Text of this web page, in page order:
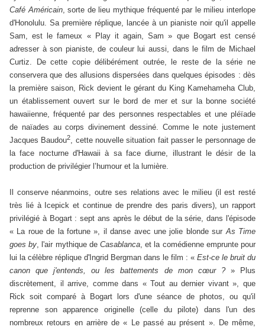
Café Américain, sorte de lieu mythique fréquenté par le milieu interlope
d'Honolulu. Sa première réplique, lancée à un pianiste noir qu'il appelle
Sam, est le fameux « Play it again, Sam » que Bogart est censé
adresser à son pianiste, de couleur lui aussi, dans le film de Michael
Curtiz. De cette copie délibérément outrée, le reste de la série ne
conservera que des allusions dispersées dans quelques épisodes : dès
la première saison, Rick devient le gérant du King Kamehameha Club,
un établissement ouvert sur le bord de mer et sur la bonne société
hawaiienne, fréquenté par des personnes respectables et une pléïade
de naïades au corps divinement dessiné. Comme le note justement
Jacques Baudou2
, cette nouvelle situation fait passer le personnage de
la face nocturne d'Hawaii à sa face diurne, illustrant le désir de la
production de privilégier l’humour et la lumière.
Il conserve néanmoins, outre ses relations avec le milieu (il est resté
très lié à Icepick et continue de prendre des paris divers), un rapport
privilégié à Bogart : sept ans après le début de la série, dans l'épisode
« La roue de la fortune », il danse avec une jolie blonde sur As Time
goes by , l'air mythique deCasablanca , et la comédienne emprunte pour
lui la célèbre réplique d'Ingrid Bergman dans le film : « Est-ce le bruit du
canon que j'entends, ou les battements de mon cœur ? » Plus
discrètement, il arrive, comme dans « Tout au dernier vivant », que
Rick soit comparé à Bogart lors d'une séance de photos, ou qu'il
reprenne son apparence originelle (celle du pilote) dans l'un des
nombreux retours en arrière de « Le passé au présent ». De même,